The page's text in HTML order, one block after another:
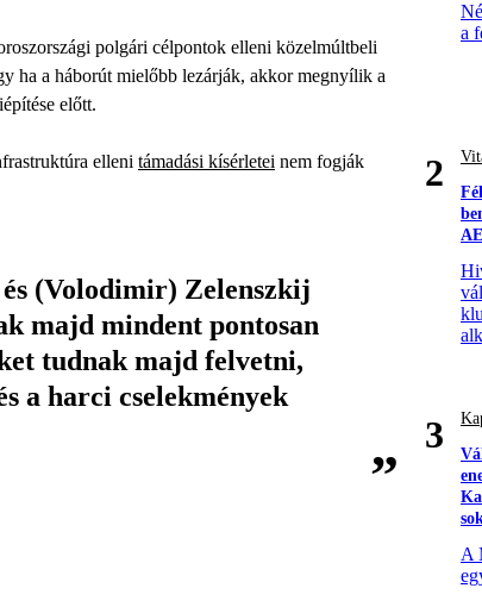
polgári célpontok elleni közelmúltbeli
ha a háborút mielőbb lezárják, akkor megnyílik a
előtt.
elleni támadási kísérletei nem fogják
(Volodimir) Zelenszkij
majd mindent pontosan
tudnak majd felvetni,
a harci cselekmények
a
2
3
A